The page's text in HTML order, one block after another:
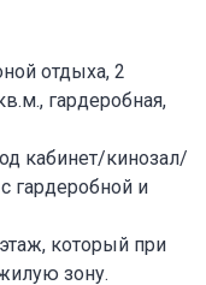
отдыха, 2
гардеробная,
кабинет/кинозал/
гардеробной и
который при
зону.